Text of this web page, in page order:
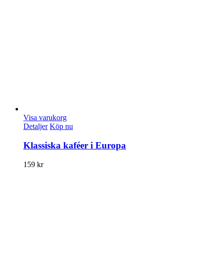
Visa varukorg
Detaljer Köp nu
Klassiska kaféer i Europa
159 kr